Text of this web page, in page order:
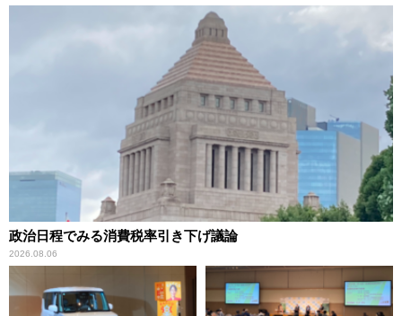
政治日程でみる消費税率引き下げ議論
2026.08.06